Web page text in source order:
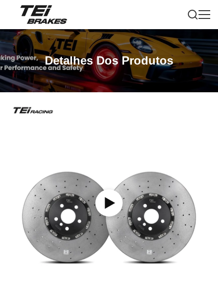
Detalhes Dos Produtos